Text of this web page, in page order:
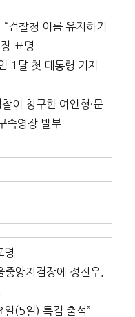
검찰청 이름 유지하기
표명
1달 첫 대통령 기자
이 청구한 여인형·문
속영장 발부
명
앙지검장에 정진우,
일(5일) 특검 출석”